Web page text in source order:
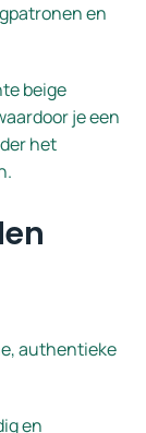
en
beige
je een
het
authentieke
en